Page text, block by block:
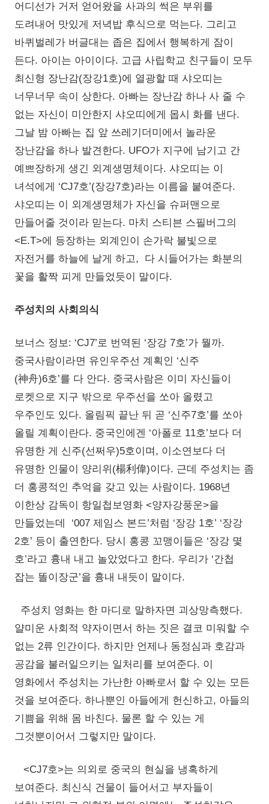
어디선가 거저 얻어왔을 사과의 썩은 부위를
도려내어 맛있게 저녁밥 후식으로 먹는다. 그리고
바퀴벌레가 버글대는 좁은 집에서 행복하게 잠이
든다. 아이는 아이이다. 고급 사립학교 친구들이 모두
최신형 장난감(장강1호)에 열광할 때 샤오띠는
너무너무 속이 상한다. 아빠는 장난감 하나 사 줄 수
없는 자신이 미안한지 샤오띠에게 몹시 화를 낸다.
그날 밤 아빠는 집 앞 쓰레기더미에서 놀라운
장난감을 하나 발견한다. UFO가 지구에 남기고 간
예쁘장하게 생긴 외계생명체이다. 샤오띠는 이
녀석에게 ‘CJ7호’(장강7호)라는 이름을 붙여준다.
샤오띠는 이 외계생명체가 자신을 슈퍼맨으로
만들어줄 것이라 믿는다. 마치 스티븐 스필버그의
<E.T>에 등장하는 외계인이 손가락 불빛으로
자전거를 하늘에 날게 하고, 다 시들어가는 화분의
꽃을 활짝 피게 만들었듯이 말이다.
주성치의 사회의식
보너스 정보: ‘CJ7’로 번역된 ‘장강 7호’가 뭘까.
중국사람이라면 유인우주선 계획인 ‘신주
(神舟)6호’를 다 안다. 중국사람은 이미 자신들이
로켓으로 지구 밖으로 우주선을 쏘아 올렸고
우주인도 있다. 올림픽 끝난 뒤 곧 ‘신주7호’를 쏘아
올릴 계획이란다. 중국인에겐 ‘아폴로 11호’보다 더
유명한 게 신주(선쩌우)5호이며, 이소연보다 더
유명한 인물이 양리위(楊利偉)이다. 근데 주성치는 좀
더 홍콩적인 추억을 갖고 있는 사람이다. 1968년
이한상 감독이 항일첩보영화 <양자강풍운>을
만들었는데 ‘007 제임스 본드’처럼 ‘장강 1호’ ‘장강
2호’ 등이 출연한다. 당시 홍콩 꼬맹이들은 ‘장강 몇
호’라고 흉내 내고 놀았었다고 한다. 우리가 ‘간첩
잡는 똘이장군’을 흉내 내듯이 말이다.
주성치 영화는 한 마디로 말하자면 괴상망측했다.
얄미운 사회적 약자이면서 하는 짓은 결코 미워할 수
없는 2류 인간이다. 하지만 언제나 동정심과 호감과
공감을 불러일으키는 일처리를 보여준다. 이
영화에서 주성치는 가난한 아빠로서 할 수 있는 모든
것을 보여준다. 하나뿐인 아들에게 헌신하고, 아들의
기쁨을 위해 몸 바친다. 물론 할 수 있는 게
그것뿐이어서 그렇지만 말이다.
<CJ7호>는 의외로 중국의 현실을 냉혹하게
보여준다. 최신식 건물이 들어서고 부자들이